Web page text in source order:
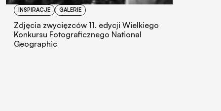
INSPIRACJE GALERIE
Zdjęcia zwycięzców 11. edycji Wielkiego
Konkursu Fotograficznego National
Geographic